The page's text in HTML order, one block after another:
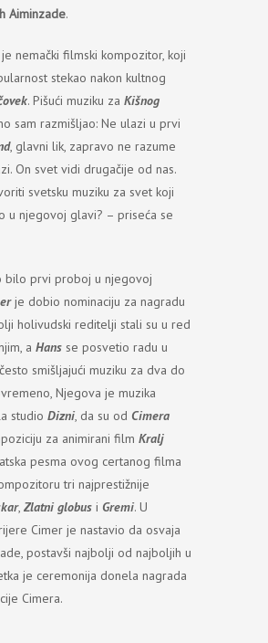
Aiminzade.
je nemački filmski kompozitor, koji
stekao nakon kultnog
. Pišući muziku za Kišnog
sam razmišljao: Ne ulazi u prvi
, glavni lik, zapravo ne razume
On svet vidi drugačije od nas.
svetsku muziku za svet koji
u njegovoj glavi? – priseća se
bilo prvi proboj u njegovoj
je dobio nominaciju za nagradu
holivudski reditelji stali su u red
a Hans se posvetio radu u
smišljajući muziku za dva do
Njegova je muzika
studio Dizni, da su od Cimera
za animirani film Kralj
pesma ovog certanog filma
tri najprestižnije
, Zlatni globus i Gremi. U
Cimer je nastavio da osvaja
postavši najbolji od najboljih u
je ceremonija donela nagrada
Cimera.